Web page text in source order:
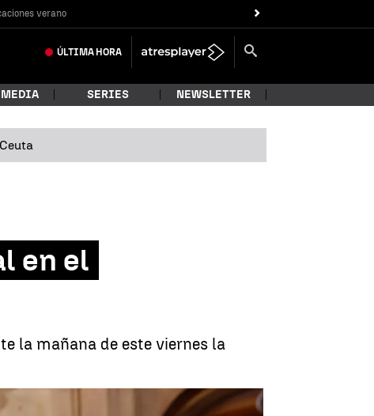
verano
ÚLTIMA HORA
SERIES NEWSLETTER
en el
la mañana de este viernes la
La Familia Real recibe a Meryl Streep | EFE